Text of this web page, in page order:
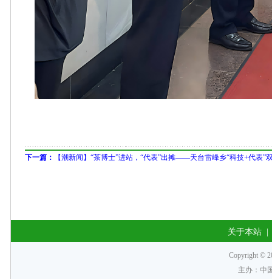
下一篇： 【潮新闻】“茶博士”进站，“代表”出摊——天台雷峰乡“科技+代表”
关于本站
Copyright ©
主办：中